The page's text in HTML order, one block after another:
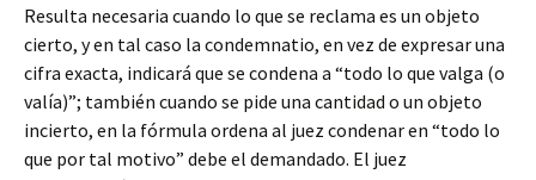
Resulta necesaria cuando lo que se reclama es un objeto
cierto, y en tal caso la condemnatio, en vez de expresar una
cifra exacta, indicará que se condena a “todo lo que valga (o
valía)”; también cuando se pide una cantidad o un objeto
incierto, en la fórmula ordena al juez condenar en “todo lo
que por tal motivo” debe el demandado. El juez